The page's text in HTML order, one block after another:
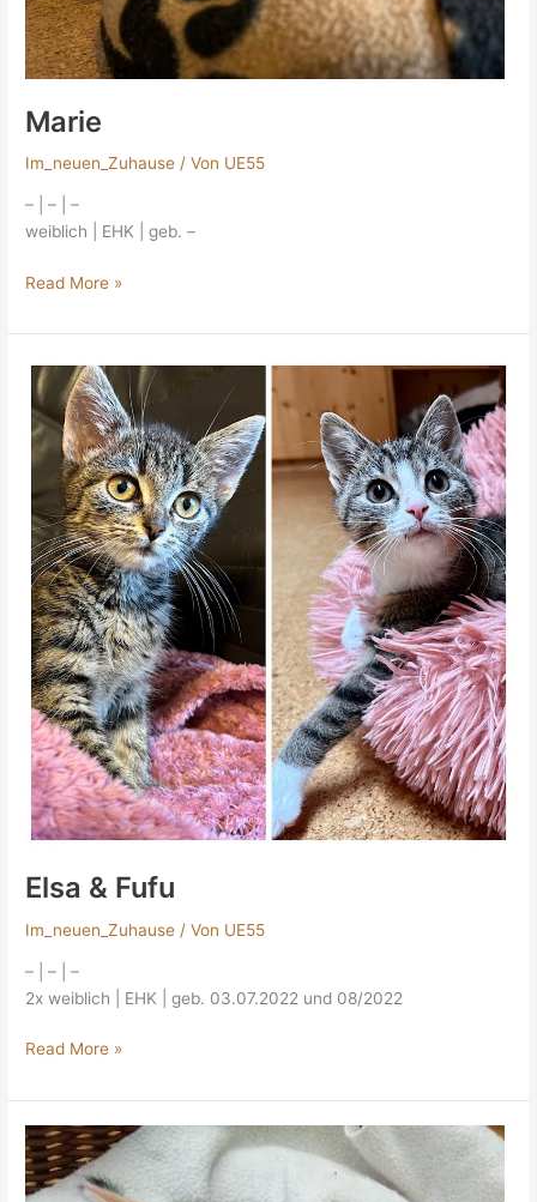
Marie
Im_neuen_Zuhause / Von UE55
– | – | –
weiblich | EHK | geb. –
Read More »
Elsa & Fufu
Im_neuen_Zuhause / Von UE55
– | – | –
2x weiblich | EHK | geb. 03.07.2022 und 08/2022
Elsa
Fufu
Read More »
Maila
&
Maxime